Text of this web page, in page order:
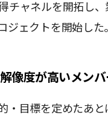
チャネルを開拓し
ジェクトを開始した。
像度が高いメン
・目標を定めたあ